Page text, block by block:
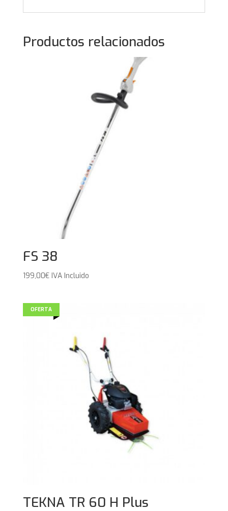
Productos relacionados
FS 38
199,00€ IVA Incluido
OFERTA
TEKNA TR 60 H Plus